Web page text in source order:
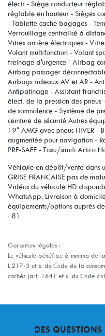
électr - Siège conducteur
réglable en hauteur - Sièges
- Tablette cache bagages -
Verrouillage centralisé à
Vitres arrière électriques -
Volant multifonction - Volant
freinage d'urgence - Airbag
Airbag passager
Airbags rideaux AV et AR -
Antipatinage - Assistant
élect. de la pression des pneus
de somnolence - Système de
ceinture de sécurité Autres
19'' AMG avec pneus HIVER -
augmentée pour navigation -
PRE-SAFE - Tissu/simili Artico
Véhicule en dépôt/vente dans
GRISE FRANCAISE pas de
Vidéos du véhicule HD
WhatsApp. Livraison à
équipements/options auprès
: 81
Garanties légales :
Le véhicule bénéficie à minima
L.217-3 et s. du Code de la
cachés (art. 1641 et s. du Code
DES QUESTIONS